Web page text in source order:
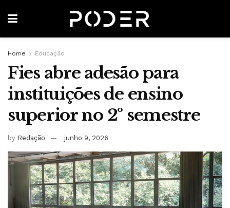
Home Educação
Fies abre adesão para
instituições de ensino
superior no 2º semestre
by Redação junho 9, 2026